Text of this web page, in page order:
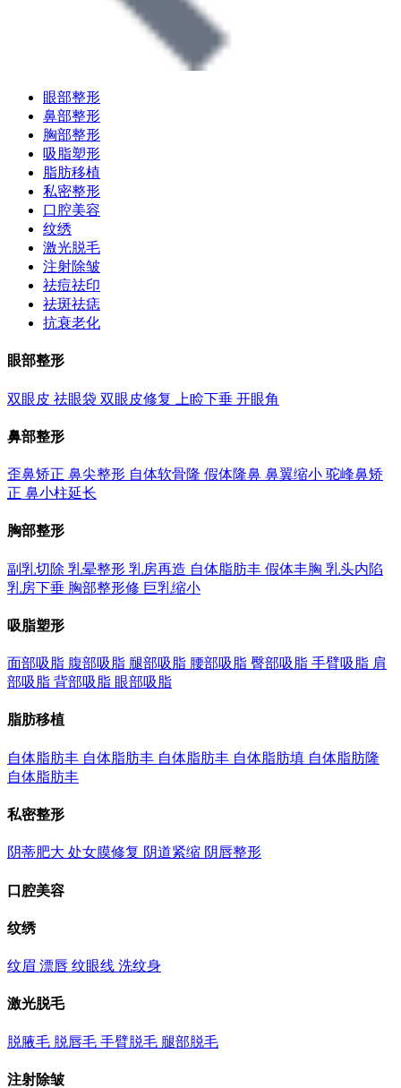
眼部整形
鼻部整形
胸部整形
吸脂塑形
脂肪移植
私密整形
口腔美容
纹绣
激光脱毛
注射除皱
祛痘祛印
祛斑祛痣
抗衰老化
眼部整形
双眼皮 祛眼袋 双眼皮修复 上睑下垂 开眼角
鼻部整形
歪鼻矫正 鼻尖整形 自体软骨隆 假体隆鼻 鼻翼缩小 驼峰鼻矫
正 鼻小柱延长
胸部整形
副乳切除 乳晕整形 乳房再造 自体脂肪丰 假体丰胸 乳头内陷
乳房下垂 胸部整形修 巨乳缩小
吸脂塑形
面部吸脂 腹部吸脂 腿部吸脂 腰部吸脂 臀部吸脂 手臂吸脂 肩
部吸脂 背部吸脂 眼部吸脂
脂肪移植
自体脂肪丰 自体脂肪丰 自体脂肪丰 自体脂肪填 自体脂肪隆
自体脂肪丰
私密整形
阴蒂肥大 处女膜修复 阴道紧缩 阴唇整形
口腔美容
纹绣
纹眉 漂唇 纹眼线 洗纹身
激光脱毛
脱腋毛 脱唇毛 手臂脱毛 腿部脱毛
注射除皱